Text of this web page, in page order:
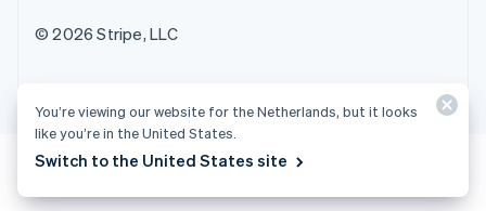
© 2026 Stripe, LLC
You’re viewing our website for the Netherlands, but it looks
like you’re in the United States.
Switch to the United States site